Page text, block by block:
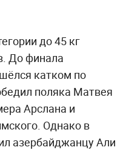
до 45 кг
До финала
катком по
поляка Матвея
Арслана и
Однако в
азербайджанцу Али